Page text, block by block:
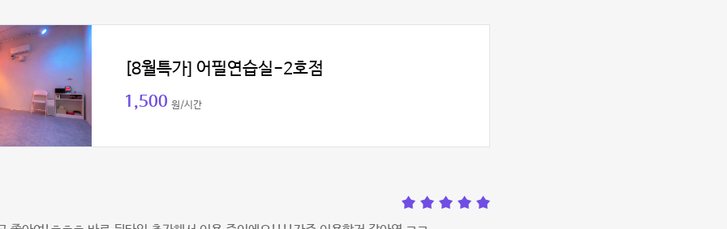
[8월특가] 어필연습실-2호점
1,500 원/시간